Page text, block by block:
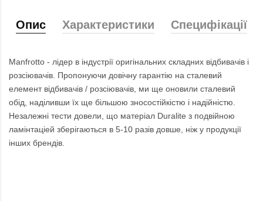
Опис Характеристики Специфікації
Manfrotto - лідер в індустрії оригінальних складних відбивачів і
розсіювачів. Пропонуючи довічну гарантію на сталевий
елемент відбивачів / розсіювачів, ми ще оновили сталевий
обід, наділивши їх ще більшою зносостійкістю і надійністю.
Незалежні тести довели, що матеріал Duralite з подвійною
ламінтаціей зберігаються в 5-10 разів довше, ніж у продукції
інших брендів.